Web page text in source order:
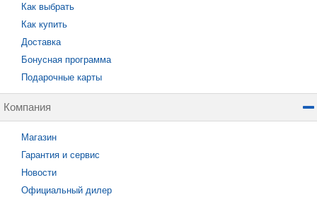
Как выбрать
Как купить
Доставка
Бонусная программа
Подарочные карты
Компания
Магазин
Гарантия и сервис
Новости
Официальный дилер